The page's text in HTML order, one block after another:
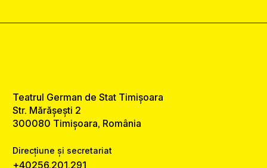
Teatrul German de Stat Timișoara
Str. Mărășești 2
300080 Timișoara, România
Direcțiune și secretariat
+40256.201.291